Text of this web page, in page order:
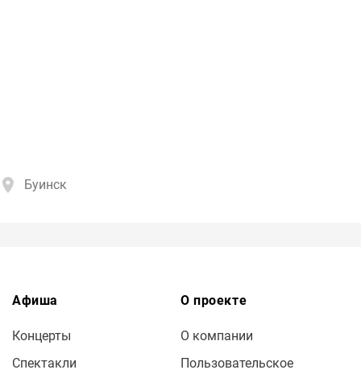
Буинск
Афиша
Концерты
Спектакли
О проекте
О компании
Пользовательское